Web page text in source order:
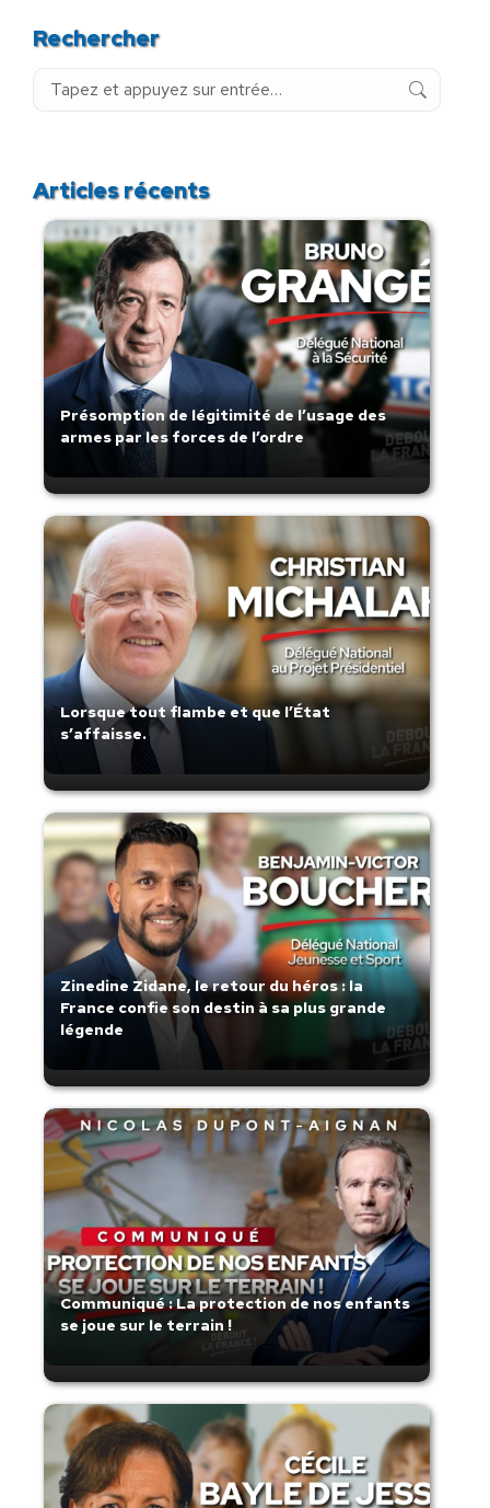
Rechercher
Recherche
Articles récents
Présomption de légitimité de l’usage des
armes par les forces de l’ordre
Lorsque tout flambe et que l’État
s’affaisse.
Zinedine Zidane, le retour du héros : la
France confie son destin à sa plus grande
légende
Communiqué : La protection de nos enfants
se joue sur le terrain !